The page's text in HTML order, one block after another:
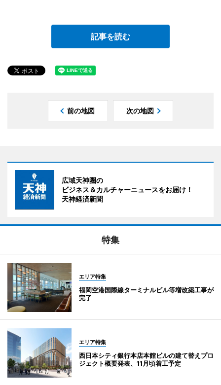
記事を読む
前の地図 次の地図
広域天神圏の
ビジネス＆カルチャーニュースをお届け！
天神経済新聞
特集
エリア特集
福岡空港国際線ターミナルビル等増改築工事が
完了
エリア特集
西日本シティ銀行本店本館ビルの建て替えプロ
ジェクト概要発表、11月頃着工予定